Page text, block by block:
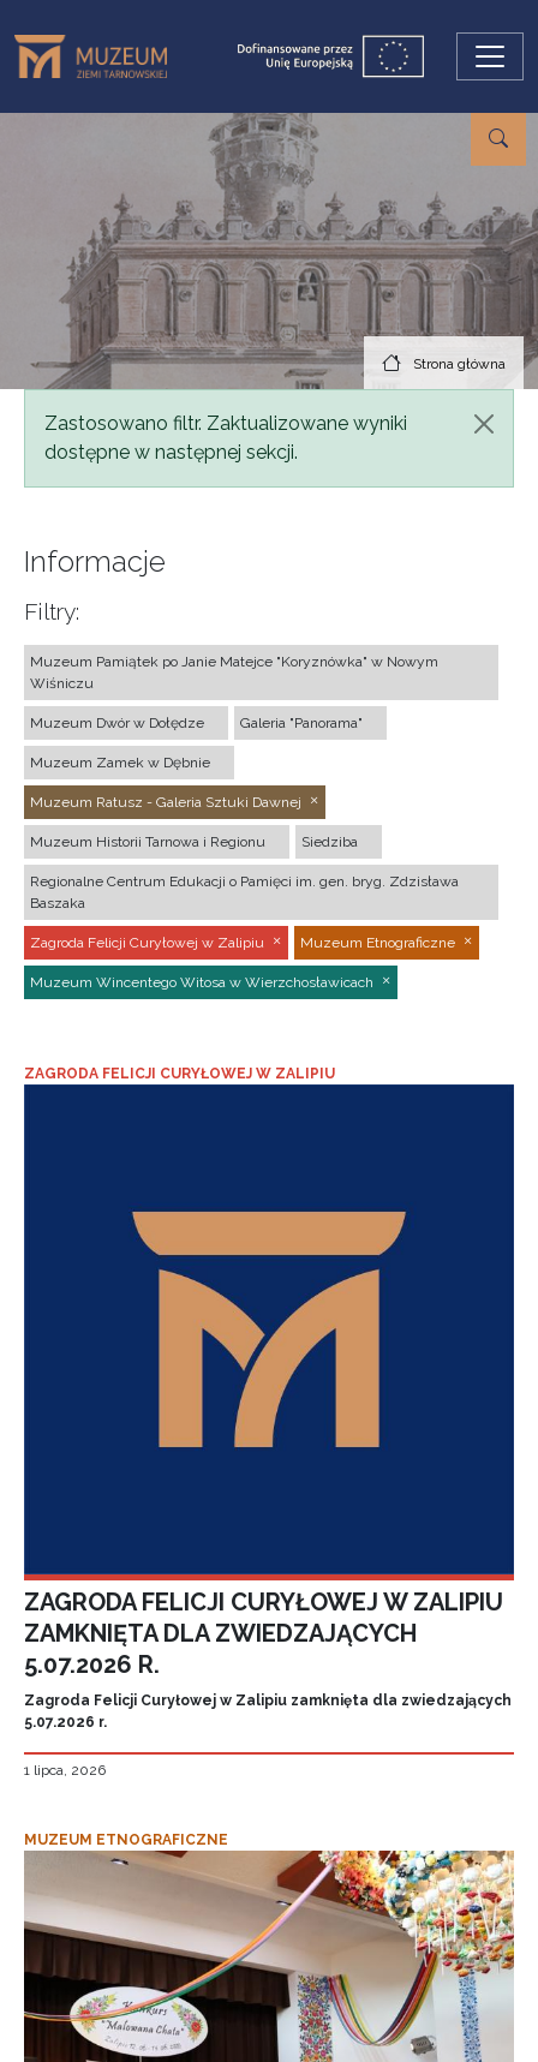
Strona główna
Komunikat
Zastosowano filtr. Zaktualizowane wyniki
dostępne w następnej sekcji.
Informacje
Filtry:
Muzeum Pamiątek po Janie Matejce "Koryznówka" w Nowym
Wiśniczu
Muzeum Dwór w Dołędze Galeria "Panorama"
Muzeum Zamek w Dębnie
Muzeum Ratusz - Galeria Sztuki Dawnej
Muzeum Historii Tarnowa i Regionu Siedziba
Regionalne Centrum Edukacji o Pamięci im. gen. bryg. Zdzisława
Baszaka
Zagroda Felicji Curyłowej w Zalipiu Muzeum Etnograficzne
Muzeum Wincentego Witosa w Wierzchosławicach
ZAGRODA FELICJI CURYŁOWEJ W ZALIPIU
ZAGRODA FELICJI CURYŁOWEJ W ZALIPIU
ZAMKNIĘTA DLA ZWIEDZAJĄCYCH
5.07.2026 R.
Zagroda Felicji Curyłowej w Zalipiu zamknięta dla zwiedzających
5.07.2026 r.
1 lipca, 2026
MUZEUM ETNOGRAFICZNE